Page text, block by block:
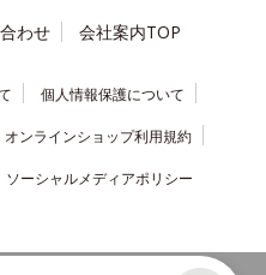
わせ
会社案内TOP
個人情報保護について
オンラインショップ利用規約
ソーシャルメディアポリシー